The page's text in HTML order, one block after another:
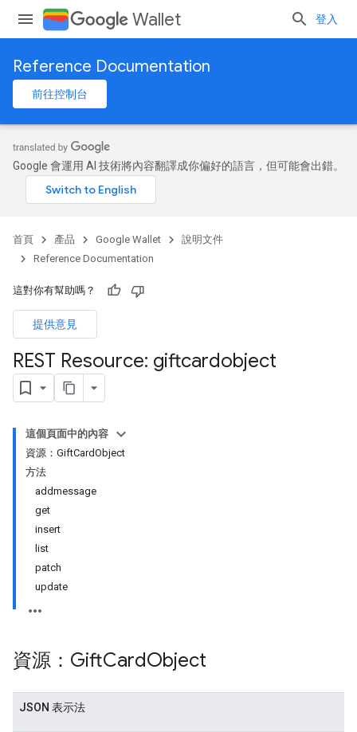
Wallet 登入
Reference Documentation
前往控制台
Google 會運用 AI 技術將內容翻譯成你偏好的語言，但可能會出錯。
首頁 產品 Google Wallet
說明文件
Reference Documentation
這對你有幫助嗎？
提供意見
REST Resource: giftcardobject
這個頁面中的內容
資源：GiftCardObject
方法
addmessage
get
insert
list
patch
update
資源：GiftCardObject
JSON 表示法